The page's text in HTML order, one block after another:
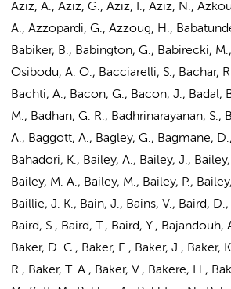
Aziz, A., Aziz, G., Aziz, I., Aziz, N.,
A., Azzopardi, G., Azzoug, H.,
Babiker, B., Babington, G., Babirecki,
Osibodu, A. O., Bacciarelli, S., Bachar,
Bachti, A., Bacon, G., Bacon, J., Badal,
M., Badhan, G. R., Badhrinarayanan, S.,
A., Baggott, A., Bagley, G., Bagmane,
Bahadori, K., Bailey, A., Bailey, J.,
Bailey, M. A., Bailey, M., Bailey, P.,
Baillie, J. K., Bain, J., Bains, V., Baird,
Baird, S., Baird, T., Baird, Y., Bajandouh,
Baker, D. C., Baker, E., Baker, J., Baker,
R., Baker, T. A., Baker, V., Bakere, H.,